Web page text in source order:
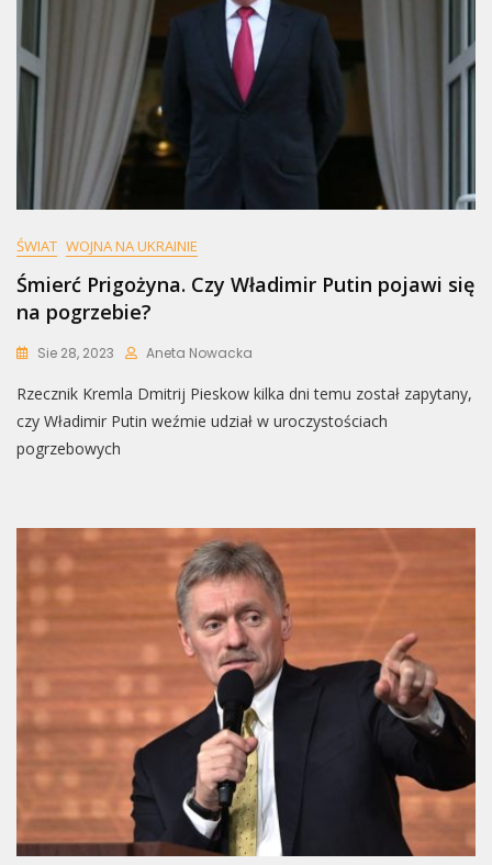
ŚWIAT WOJNA NA UKRAINIE
Śmierć Prigożyna. Czy Władimir Putin pojawi się
na pogrzebie?
Sie 28, 2023 Aneta Nowacka
Rzecznik Kremla Dmitrij Pieskow kilka dni temu został zapytany,
czy Władimir Putin weźmie udział w uroczystościach
pogrzebowych